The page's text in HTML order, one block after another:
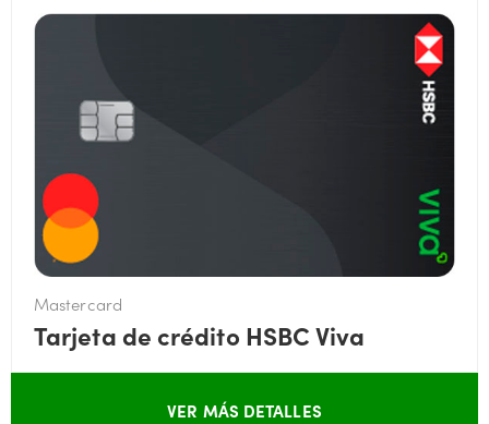
Mastercard
Tarjeta de crédito HSBC Viva
VER MÁS DETALLES